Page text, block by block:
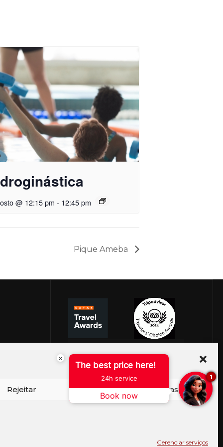
Gerenciar serviços
Rejeitar Ver preferências
@ 12:15 pm - 12:45 pm
Pique Ameba
×
The best price here!
24h service
Book now
1